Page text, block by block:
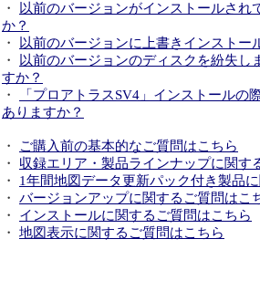
・
以前のバージョンがインストールさ
か？
・
以前のバージョンに上書きインストー
・
以前のバージョンのディスクを紛失
すか？
・
「プロアトラスSV4」インストール
ありますか？
・
ご購入前の基本的なご質問はこちら
・ 収録エリア・製品ラインナップに関す
・ 1年間地図データ更新パック付き製品
・ バージョンアップに関するご質問はこ
・ インストールに関するご質問はこちら
・ 地図表示に関するご質問はこちら